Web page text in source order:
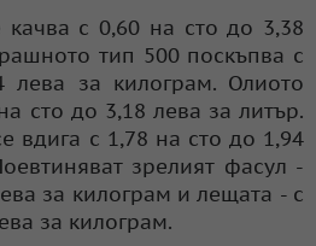
с 0,60 на сто до 3,38
тип 500 поскъпва с
за килограм. Олиото
сто до 3,18 лева за литър.
вдига с 1,78 на сто до 1,94
зрелият фасул -
за килограм и лещата - с
за килограм.